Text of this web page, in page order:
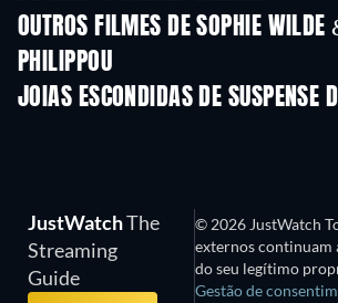
OUTROS FILMES DE SOPHIE
PHILIPPOU
JOIAS ESCONDIDAS DE SUSPENSESérie
JustWatchThe
Streaming
Guide
© 2026 JustWatch
externos continuam
do seu legítimo
Gestão de